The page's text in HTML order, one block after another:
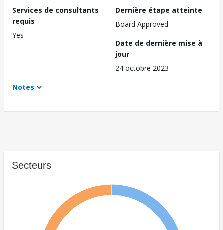
Services de consultants
requis
Yes
Dernière étape atteinte
Board Approved
Date de dernière mise à
jour
24 octobre 2023
Notes
Secteurs